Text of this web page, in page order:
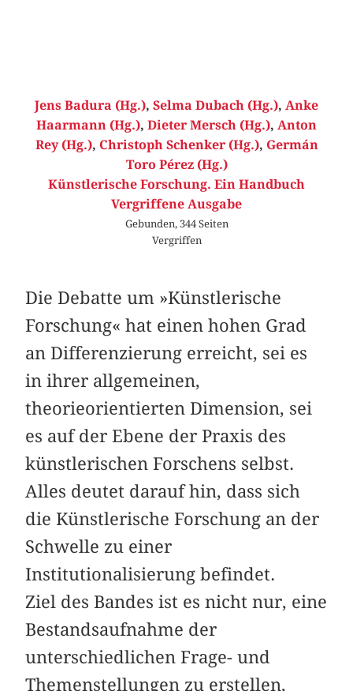
Jens Badura (Hg.), Selma Dubach (Hg.), Anke
Haarmann (Hg.), Dieter Mersch (Hg.), Anton
Rey (Hg.), Christoph Schenker (Hg.), Germán
Toro Pérez (Hg.)
Künstlerische Forschung. Ein Handbuch
Vergriffene Ausgabe
Gebunden, 344 Seiten
Vergriffen
Die Debatte um »Künstlerische
Forschung« hat einen hohen Grad
an Differenzierung erreicht, sei es
in ihrer allgemeinen,
theorieorientierten Dimension, sei
es auf der Ebene der Praxis des
künstlerischen Forschens selbst.
Alles deutet darauf hin, dass sich
die Künstlerische Forschung an der
Schwelle zu einer
Institutionalisierung befindet.
Ziel des Bandes ist es nicht nur, eine
Bestandsaufnahme der
unterschiedlichen Frage- und
Themenstellungen zu erstellen,